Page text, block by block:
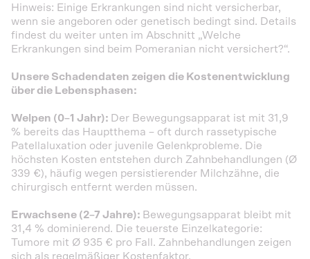
Hinweis: Einige Erkrankungen sind nicht versicherbar,
wenn sie angeboren oder genetisch bedingt sind. Details
findest du weiter unten im Abschnitt „Welche
Erkrankungen sind beim Pomeranian nicht versichert?“.
Unsere Schadendaten zeigen die Kostenentwicklung
über die Lebensphasen:
Welpen (0–1 Jahr): Der Bewegungsapparat ist mit 31,9
% bereits das Hauptthema – oft durch rassetypische
Patellaluxation oder juvenile Gelenkprobleme. Die
höchsten Kosten entstehen durch Zahnbehandlungen (Ø
339 €), häufig wegen persistierender Milchzähne, die
chirurgisch entfernt werden müssen.
Erwachsene (2–7 Jahre): Bewegungsapparat bleibt mit
31,4 % dominierend. Die teuerste Einzelkategorie:
Tumore mit Ø 935 € pro Fall. Zahnbehandlungen zeigen
sich als regelmäßiger Kostenfaktor.